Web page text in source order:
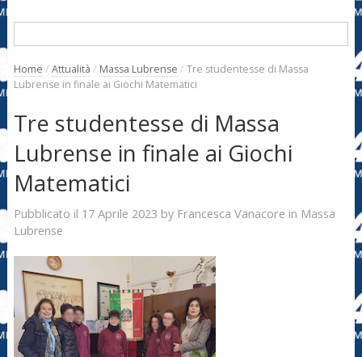
Home / Attualità / Massa Lubrense / Tre studentesse di Massa
Lubrense in finale ai Giochi Matematici
Tre studentesse di Massa
Lubrense in finale ai Giochi
Matematici
Pubblicato il 17 Aprile 2023 by Francesca Vanacore in Massa
Lubrense